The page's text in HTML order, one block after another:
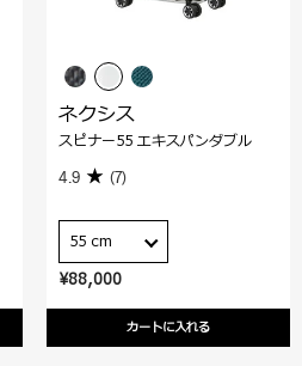
¥88,000
カートに入れる
ネクシス
スピナー55 エキスパンダブル
4.9 (7)
55 cm